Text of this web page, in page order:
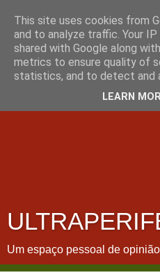
Um espaço pessoal de
This site uses cookies from
and to analyze traffic. Your
shared with Google along
metrics to ensure quality of
statistics, and to detect and
LEARN